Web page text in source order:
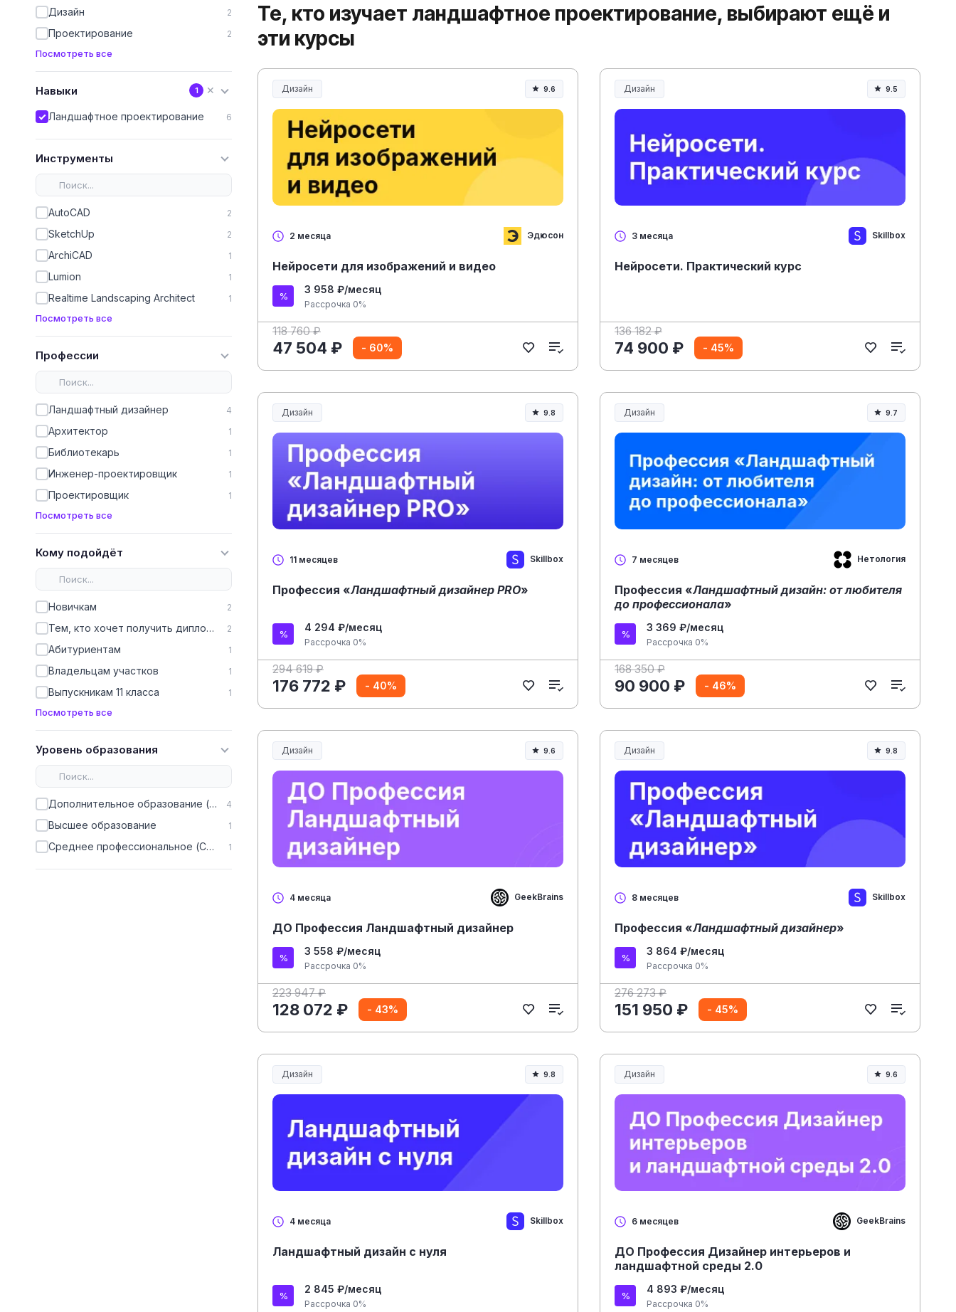
Дизайн 2
Проектирование 2
Посмотреть все
Навыки 1 ✕
Ландшафтное проектирование 6
Инструменты
AutoCAD 2
SketchUp 2
ArchiCAD 1
Lumion 1
Realtime Landscaping Architect 1
Посмотреть все
Профессии
Ландшафтный дизайнер 4
Архитектор 1
Библиотекарь 1
Инженер-проектировщик 1
Проектировщик 1
Посмотреть все
Кому подойдёт
Новичкам 2
Тем, кто хочет получить диплом, чтобы работать официально 2
Абитуриентам 1
Владельцам участков 1
Выпускникам 11 класса 1
Посмотреть все
Уровень образования
Дополнительное образование (ДПО) 4
Высшее образование 1
Среднее профессиональное (СПО) 1
Те, кто изучает ландшафтное проектирование, выбирают ещё и
эти курсы
Дизайн 9.6
2 месяца Эдюсон
Нейросети для изображений и видео
3 958 ₽/месяц
Рассрочка 0%
118 760 ₽
47 504 ₽ - 60%
Дизайн 9.5
3 месяца Skillbox
Нейросети. Практический курс
136 182 ₽
74 900 ₽ - 45%
Дизайн 9.8
11 месяцев Skillbox
Профессия «Ландшафтный дизайнер PRO»
4 294 ₽/месяц
Рассрочка 0%
294 619 ₽
176 772 ₽ - 40%
Дизайн 9.7
7 месяцев Нетология
Профессия «Ландшафтный дизайн: от любителя
до профессионала»
3 369 ₽/месяц
Рассрочка 0%
168 350 ₽
90 900 ₽ - 46%
Дизайн 9.6
4 месяца GeekBrains
ДО Профессия Ландшафтный дизайнер
3 558 ₽/месяц
Рассрочка 0%
223 947 ₽
128 072 ₽ - 43%
Дизайн 9.8
8 месяцев Skillbox
Профессия «Ландшафтный дизайнер»
3 864 ₽/месяц
Рассрочка 0%
276 273 ₽
151 950 ₽ - 45%
Дизайн 9.8
4 месяца Skillbox
Ландшафтный дизайн с нуля
2 845 ₽/месяц
Рассрочка 0%
Дизайн 9.6
6 месяцев GeekBrains
ДО Профессия Дизайнер интерьеров и
ландшафтной среды 2.0
4 893 ₽/месяц
Рассрочка 0%